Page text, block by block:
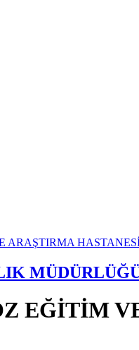
EĞİTİM